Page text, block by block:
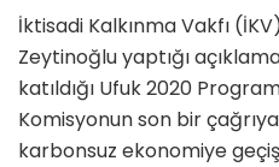
İktisadi Kalkınma Vakfı
Zeytinoğlu yaptığı
katıldığı Ufuk 2020
Komisyonun son bir çağrıya
karbonsuz ekonomiye